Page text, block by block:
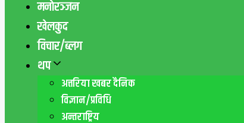
मनाेरञ्जन
खेलकुद
विचार/ब्लग
थप
अत्तरिया खबर दैनिक
विज्ञान/प्रविधि
अन्तराष्ट्रिय